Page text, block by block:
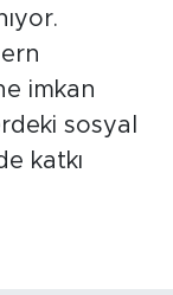
imkan
sosyal
katkı